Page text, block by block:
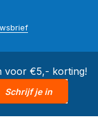
voor €5,- korting!
Schrijf je in